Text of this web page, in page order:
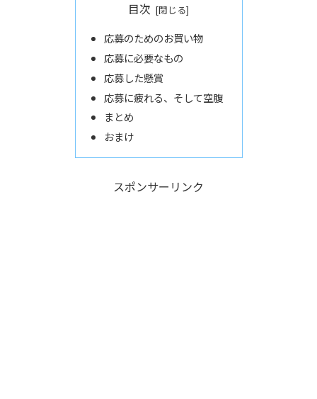
目次
応募のためのお買い物
応募に必要なもの
応募した懸賞
応募に疲れる、そして空腹
まとめ
おまけ
スポンサーリンク